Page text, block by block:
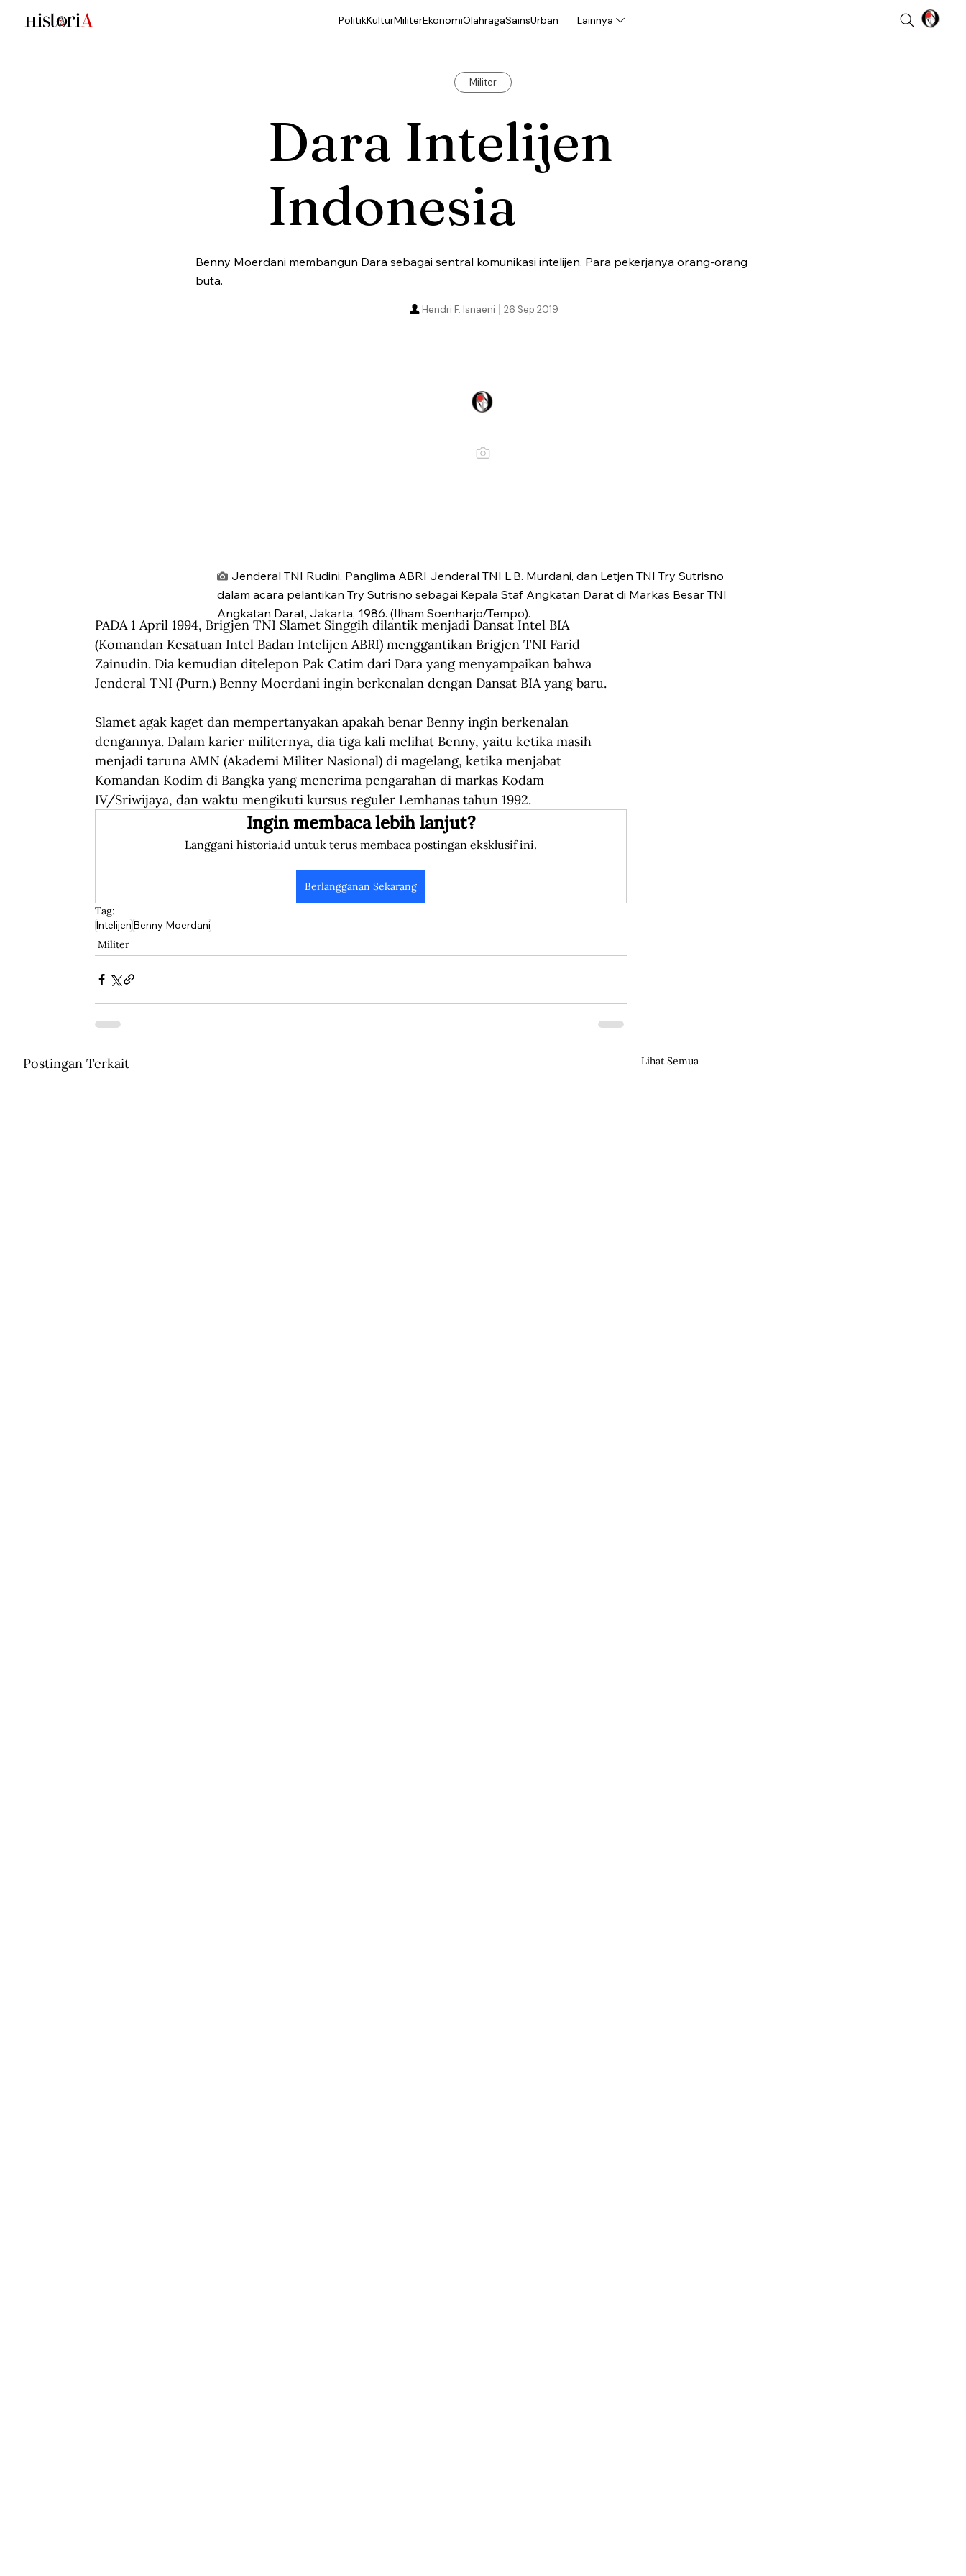
PolitikKulturMiliterEkonomiOlahragaSainsUrban Lainnya
Militer
Dara Intelijen
Indonesia
Benny Moerdani membangun Dara sebagai sentral komunikasi intelijen. Para pekerjanya orang-orang
buta.
26 Sep 2019
Hendri F. Isnaeni
Jenderal TNI Rudini, Panglima ABRI Jenderal TNI L.B. Murdani, dan Letjen TNI Try Sutrisno
dalam acara pelantikan Try Sutrisno sebagai Kepala Staf Angkatan Darat di Markas Besar TNI
Angkatan Darat, Jakarta, 1986. (Ilham Soenharjo/Tempo).
PADA 1 April 1994, Brigjen TNI Slamet Singgih dilantik menjadi Dansat Intel BIA
(Komandan Kesatuan Intel Badan Intelijen ABRI) menggantikan Brigjen TNI Farid
Zainudin. Dia kemudian ditelepon Pak Catim dari Dara yang menyampaikan bahwa
Jenderal TNI (Purn.) Benny Moerdani ingin berkenalan dengan Dansat BIA yang baru.
Slamet agak kaget dan mempertanyakan apakah benar Benny ingin berkenalan
dengannya. Dalam karier militernya, dia tiga kali melihat Benny, yaitu ketika masih
menjadi taruna AMN (Akademi Militer Nasional) di magelang, ketika menjabat
Komandan Kodim di Bangka yang menerima pengarahan di markas Kodam
IV/Sriwijaya, dan waktu mengikuti kursus reguler Lemhanas tahun 1992.
Ingin membaca lebih lanjut?
Langgani historia.id untuk terus membaca postingan eksklusif ini.
Berlangganan Sekarang
Tag:
IntelijenBenny Moerdani
Militer
Postingan Terkait Lihat Semua